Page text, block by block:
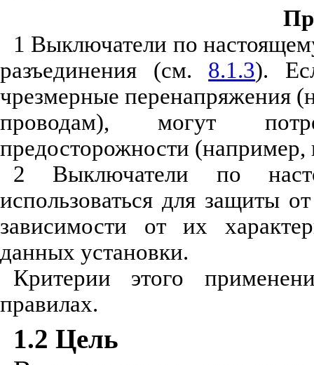
1 Выключатели по
разъединения (см. 8.1.3).
чрезмерные перенапряжения
проводам), могут
предосторожности
2 Выключатели по
использоваться для защиты
зависимости от их
данных установки.
Критерии этого
правилах.
1.2 Цель